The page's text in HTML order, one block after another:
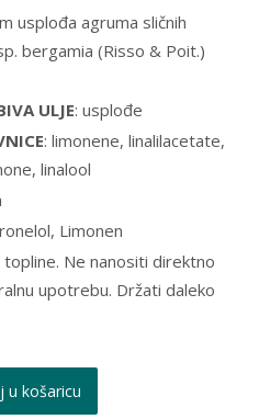
usplođa agruma sličnih
bergamia (Risso & Poit.)
ULJE: usplođe
: limonene, linalilacetate,
linalool
Limonen
Ne nanositi direktno
upotrebu. Držati daleko
u košaricu